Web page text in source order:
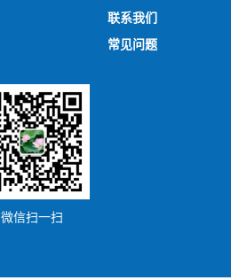
联系我们
常见问题
微信扫一扫